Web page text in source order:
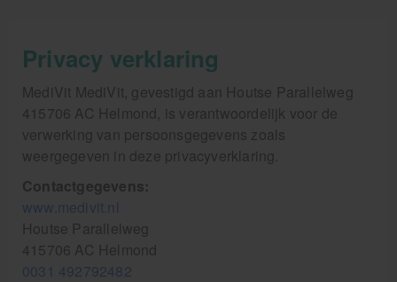
Sitemap
Disclaimer
Privacy verklaring
Colofon
Cookie-instellingen
Privacy verklaring
MediVit MediVit, gevestigd aan Houtse Parallelweg
415706 AC Helmond, is verantwoordelijk voor de
verwerking van persoonsgegevens zoals
weergegeven in deze privacyverklaring.
Contactgegevens:
www.medivit.nl
Houtse Parallelweg
415706 AC Helmond
0031 492792482